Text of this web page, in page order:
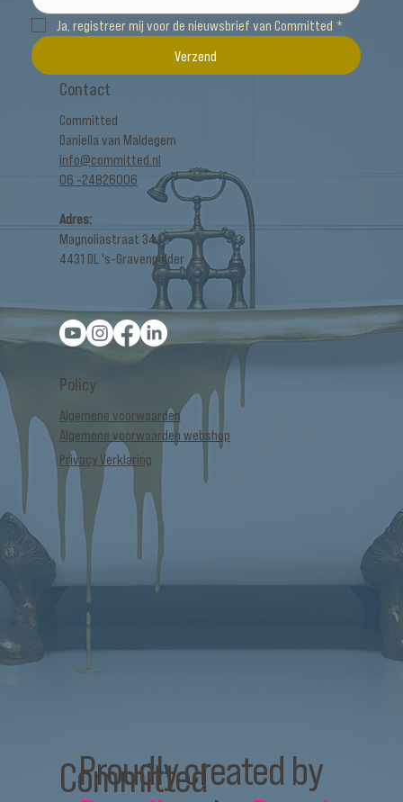
Contact
Committed
Daniella van Maldegem
info@committed.nl
06 -24826006
Adres:
Magnoliastraat 34
4431 DL 's-Gravenpolder
Ja, registreer mij voor de nieuwsbrief van Committed *
Verzend
Policy
Algemene voorwaarden
Algemene voorwaarden webshop
Privacy Verklaring
Committed
Proudly created by